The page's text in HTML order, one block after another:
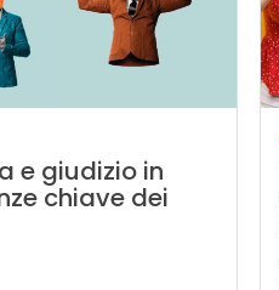
e giudizio in
chiave dei